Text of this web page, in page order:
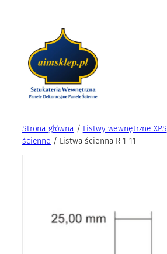
Strona główna / Listwy wewnętrzne XPS
ścienne / Listwa ścienna R 1-11